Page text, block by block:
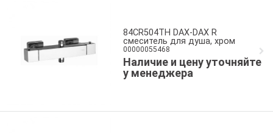
84CR504TH DAX-DAX R
смеситель для душа, хром
00000055468
Наличие и цену уточняйте
у менеджера